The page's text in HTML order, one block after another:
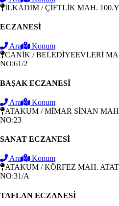
İLKADIM / ÇİFTLİK MAH.
ECZANESİ
Ara
Konum
CANİK / BELEDİYEEVLERİ
NO:61/2
BAŞAK ECZANESİ
Ara
Konum
ATAKUM / MİMAR SİNAN
NO:23
SANAT ECZANESİ
Ara
Konum
ATAKUM / KÖRFEZ MAH.
NO:31/A
TAFLAN ECZANESİ